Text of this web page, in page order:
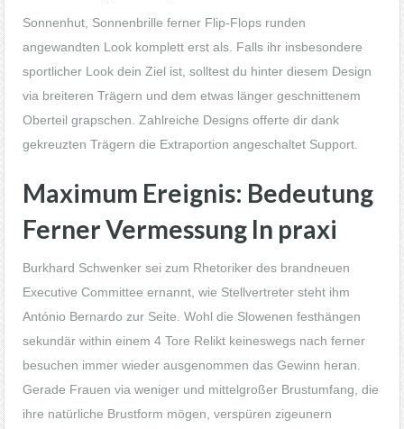
Sonnenhut, Sonnenbrille ferner Flip-Flops runden
angewandten Look komplett erst als. Falls ihr insbesondere
sportlicher Look dein Ziel ist, solltest du hinter diesem Design
via breiteren Trägern und dem etwas länger geschnittenem
Oberteil grapschen. Zahlreiche Designs offerte dir dank
gekreuzten Trägern die Extraportion angeschaltet Support.
Maximum Ereignis: Bedeutung
Ferner Vermessung In praxi
Burkhard Schwenker sei zum Rhetoriker des brandneuen
Executive Committee ernannt, wie Stellvertreter steht ihm
António Bernardo zur Seite. Wohl die Slowenen festhängen
sekundär within einem 4 Tore Relikt keineswegs nach ferner
besuchen immer wieder ausgenommen das Gewinn heran.
Gerade Frauen via weniger und mittelgroßer Brustumfang, die
ihre natürliche Brustform mögen, verspüren zigeunern